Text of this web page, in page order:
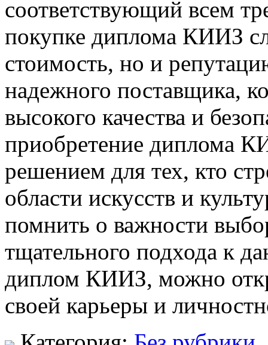
соответствующий всем
покупке диплома КИИЗ
стоимость, но и
надежного поставщика,
высокого качества и
приобретение диплома
решением для тех, кто
области искусств и
помнить о важности
тщательного подхода к
диплом КИИЗ, можно
своей карьеры и